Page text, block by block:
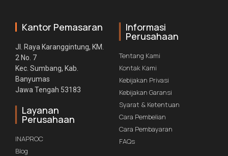
Kantor Pemasaran
Jl. Raya Karanggintung, KM.
2 No. 7
Kec. Sumbang, Kab.
Banyumas
Jawa Tengah 53183
Layanan
Perusahaan
INAPROC
Blog
Informasi
Perusahaan
Tentang Kami
Kontak Kami
Kebijakan Privasi
Kebijakan Garansi
Syarat & Ketentuan
Cara Pembelian
Cara Pembayaran
FAQs